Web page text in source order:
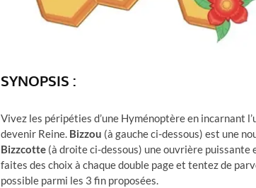
SYNOPSIS :
Vivez les péripéties d’une Hyménoptère en incarnant
devenir Reine. Bizzou (à gauche ci-dessous) est une
Bizzcotte (à droite ci-dessous) une ouvrière
faites des choix à chaque double page et tentez de
possible parmi les 3 fin proposées.